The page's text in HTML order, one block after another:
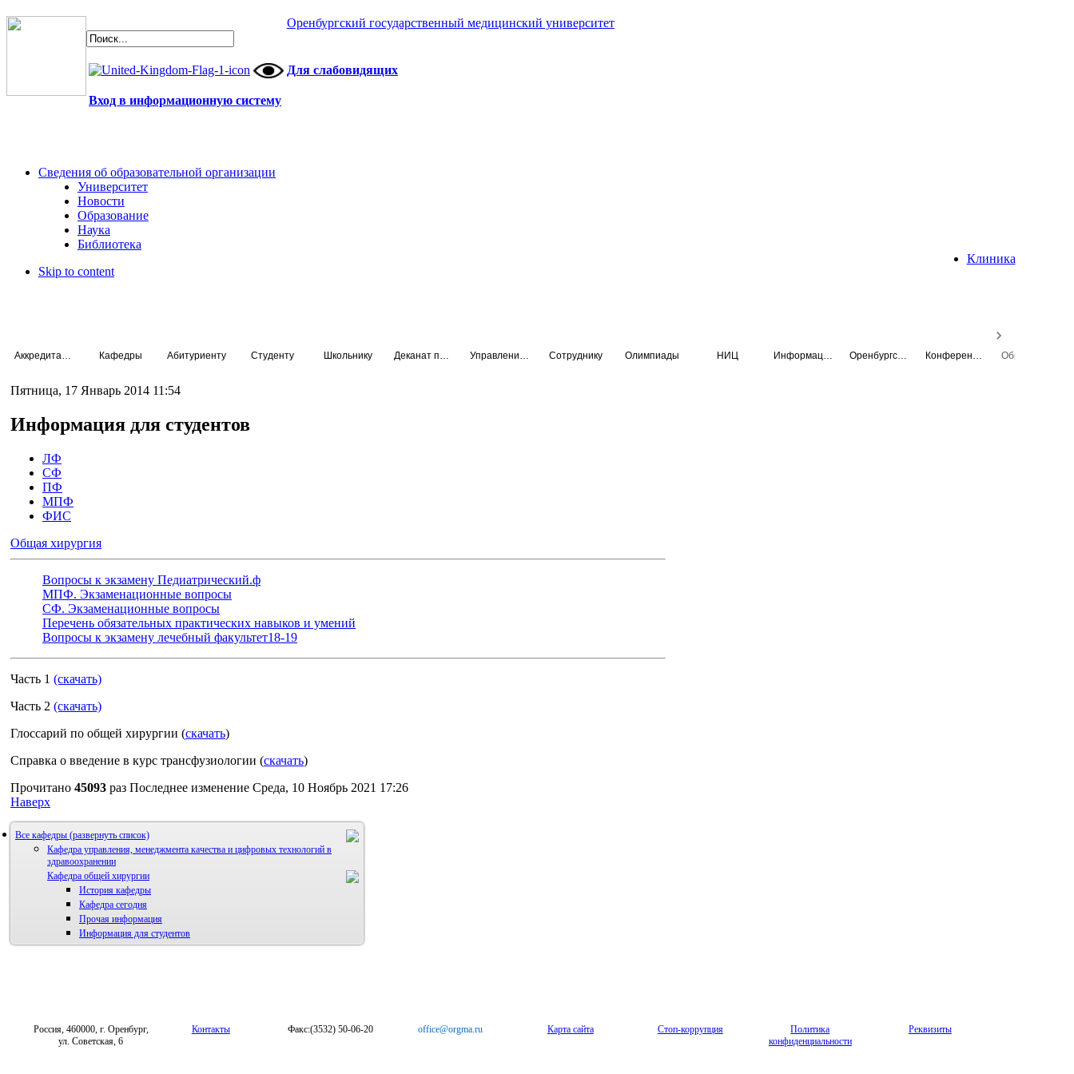
Оренбургский государственный медицинский университет
Для слабовидящих
Вход в информационную систему
Сведения об образовательной организации
Университет
Новости
Образование
Наука
Библиотека
Клиника
Skip to content
Кафедры Абитуриенту Студенту Школьнику Сотруднику Олимпиады НИЦ
Пятница, 17 Январь 2014 11:54
Информация для студентов
ЛФ
СФ
ПФ
МПФ
ФИС
Общая хирургия
Общая хирургия
Общая хирургия
Общая хирургия
Общая хирургия
Вопросы к экзамену Педиатрический.ф
МПФ. Экзаменационные вопросы
СФ. Экзаменационные вопросы
Перечень обязательных практических навыков и умений
Вопросы к экзамену лечебный факультет18-19
Часть 1 (скачать)
Часть 2 (скачать)
Глоссарий по общей хирургии (скачать)
Справка о введение в курс трансфузиологии (скачать)
Прочитано 45093 раз Последнее изменение Среда, 10 Ноябрь 2021 17:26
Наверх
Все кафедры
Кафедра управления, менеджмента качества и цифровых технологий в
здравоохранении
Кафедра общей хирургии
История кафедры
Кафедра сегодня
Прочая информация
Информация для студентов
Россия, 460000, г. Оренбург,
ул. Советская, 6
Контакты Факс:(3532) 50-06-20 office@orgma.ru Карта сайта Стоп-коррупция
Политика
конфиденциальности
Реквизиты